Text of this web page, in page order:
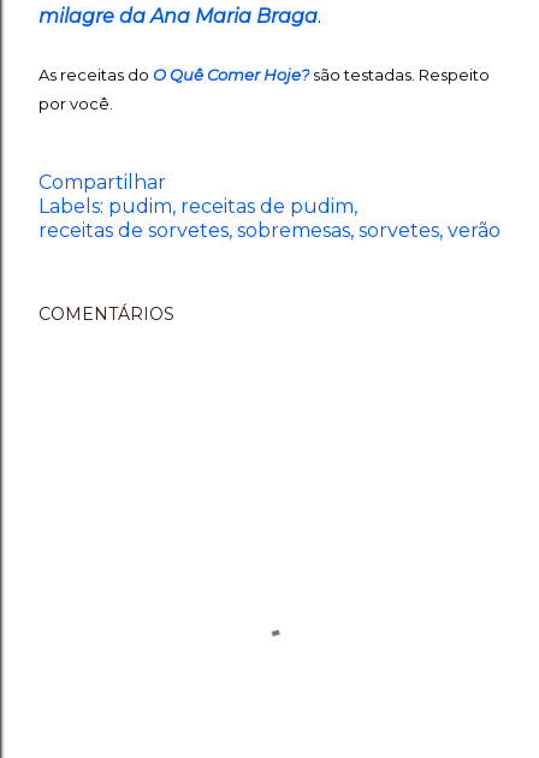
milagre da Ana Maria Braga.
As receitas do O Quê Comer Hoje? são testadas. Respeito
por você.
Compartilhar
Labels: pudim receitas de pudim
receitas de sorvetes sobremesas sorvetes verão
COMENTÁRIOS